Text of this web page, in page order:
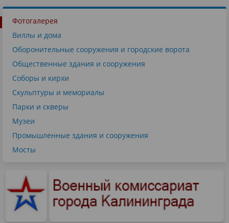
Фотогалерея
Виллы и дома
Оборонительные сооружения и городские ворота
Общественные здания и сооружения
Соборы и кирхи
Скульптуры и мемориалы
Парки и скверы
Музеи
Промышленные здания и сооружения
Мосты